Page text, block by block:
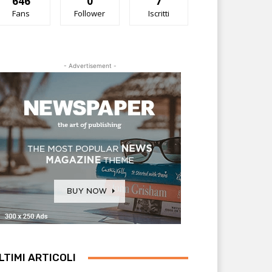
Fans Follower Iscritti
- Advertisement -
ARTICOLI